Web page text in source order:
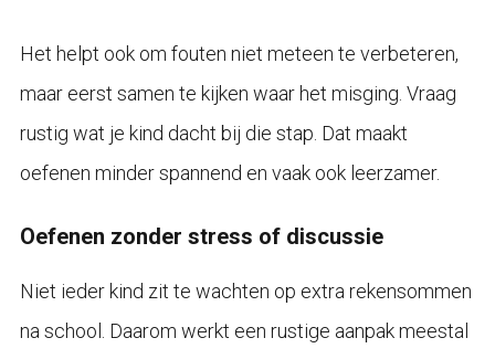
Het helpt ook om fouten niet meteen te verbeteren,
maar eerst samen te kijken waar het misging. Vraag
rustig wat je kind dacht bij die stap. Dat maakt
oefenen minder spannend en vaak ook leerzamer.
Oefenen zonder stress of discussie
Niet ieder kind zit te wachten op extra rekensommen
na school. Daarom werkt een rustige aanpak meestal